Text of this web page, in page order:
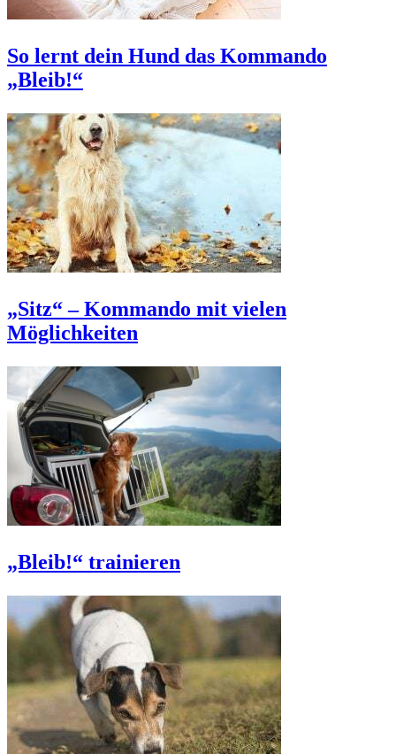
So lernt dein Hund das Kommando
„Bleib!“
„Sitz“ – Kommando mit vielen
Möglichkeiten
„Bleib!“ trainieren